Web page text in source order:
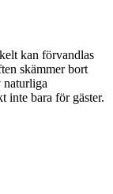
kan förvandlas
skämmer bort
naturliga
inte bara för gäster.